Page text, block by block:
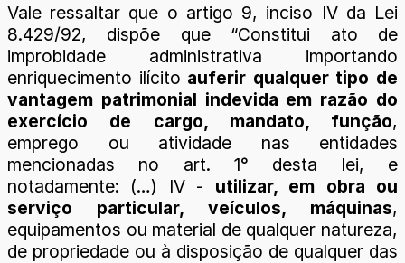
Vale ressaltar que o artigo 9, inciso IV da Lei
8.429/92, dispõe que “Constitui ato de
improbidade administrativa importando
enriquecimento ilícito auferir qualquer tipo de
vantagem patrimonial indevida em razão do
exercício de cargo, mandato, função,
emprego ou atividade nas entidades
mencionadas no art. 1° desta lei, e
notadamente: (…) IV - utilizar, em obra ou
serviço particular, veículos, máquinas,
equipamentos ou material de qualquer natureza,
de propriedade ou à disposição de qualquer das